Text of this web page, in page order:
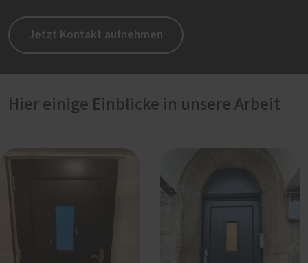
Jetzt Kontakt aufnehmen
Hier einige Einblicke in unsere Arbeit